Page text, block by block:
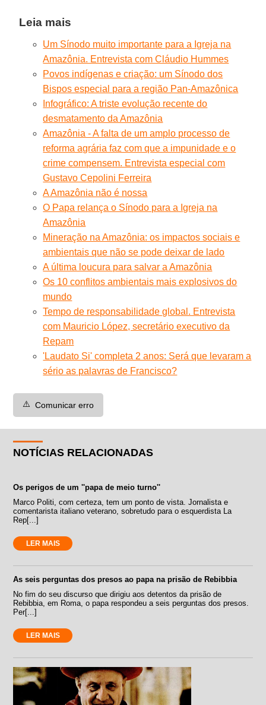
Leia mais
Um Sínodo muito importante para a Igreja na
Amazônia. Entrevista com Cláudio Hummes
Povos indígenas e criação: um Sínodo dos
Bispos especial para a região Pan-Amazônica
Infográfico: A triste evolução recente do
desmatamento da Amazônia
Amazônia - A falta de um amplo processo de
reforma agrária faz com que a impunidade e o
crime compensem. Entrevista especial com
Gustavo Cepolini Ferreira
A Amazônia não é nossa
O Papa relança o Sínodo para a Igreja na
Amazônia
Mineração na Amazônia: os impactos sociais e
ambientais que não se pode deixar de lado
A última loucura para salvar a Amazônia
Os 10 conflitos ambientais mais explosivos do
mundo
Tempo de responsabilidade global. Entrevista
com Mauricio López, secretário executivo da
Repam
'Laudato Si' completa 2 anos: Será que levaram a
sério as palavras de Francisco?
⚠️ Comunicar erro
NOTÍCIAS RELACIONADAS
Os perigos de um ''papa de meio turno''
Marco Politi, com certeza, tem um ponto de vista. Jornalista e
comentarista italiano veterano, sobretudo para o esquerdista La
Rep[...]
LER MAIS
As seis perguntas dos presos ao papa na prisão de Rebibbia
No fim do seu discurso que dirigiu aos detentos da prisão de
Rebibbia, em Roma, o papa respondeu a seis perguntas dos presos.
Per[...]
LER MAIS